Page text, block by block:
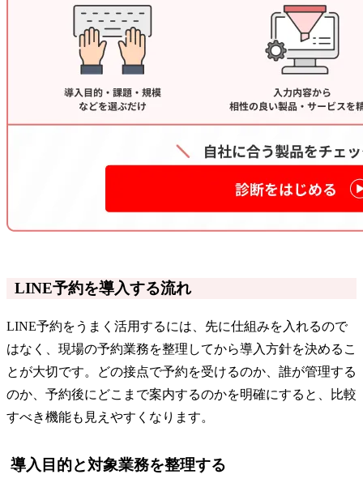
LINE予約を導入する流れ
LINE予約をうまく活用するには、先に仕組みを入れるので
はなく、現場の予約業務を整理してから導入方針を決めるこ
とが大切です。どの接点で予約を受けるのか、誰が管理する
のか、予約後にどこまで案内するのかを明確にすると、比較
すべき機能も見えやすくなります。
導入目的と対象業務を整理する